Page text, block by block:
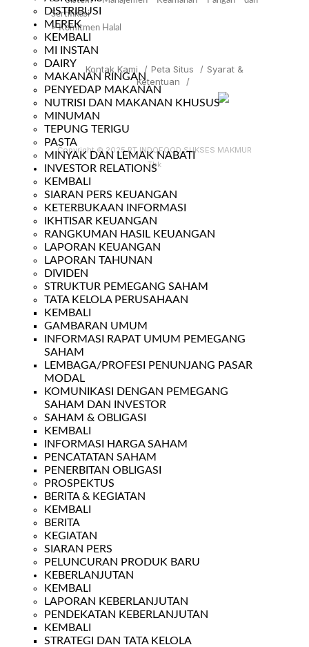
DISTRIBUSI
MEREK
KEMBALI
MI INSTAN
DAIRY
MAKANAN RINGAN
PENYEDAP MAKANAN
NUTRISI DAN MAKANAN KHUSUS
MINUMAN
TEPUNG TERIGU
PASTA
MINYAK DAN LEMAK NABATI
INVESTOR RELATIONS
KEMBALI
SIARAN PERS KEUANGAN
KETERBUKAAN INFORMASI
IKHTISAR KEUANGAN
RANGKUMAN HASIL KEUANGAN
LAPORAN KEUANGAN
LAPORAN TAHUNAN
DIVIDEN
STRUKTUR PEMEGANG SAHAM
TATA KELOLA PERUSAHAAN
KEMBALI
GAMBARAN UMUM
INFORMASI RAPAT UMUM PEMEGANG
SAHAM
LEMBAGA/PROFESI PENUNJANG PASAR
MODAL
KOMUNIKASI DENGAN PEMEGANG
SAHAM DAN INVESTOR
SAHAM & OBLIGASI
KEMBALI
INFORMASI HARGA SAHAM
PENCATATAN SAHAM
PENERBITAN OBLIGASI
PROSPEKTUS
BERITA & KEGIATAN
KEMBALI
BERITA
KEGIATAN
SIARAN PERS
PELUNCURAN PRODUK BARU
KEBERLANJUTAN
KEMBALI
LAPORAN KEBERLANJUTAN
PENDEKATAN KEBERLANJUTAN
KEMBALI
STRATEGI DAN TATA KELOLA
Sertifikasi
>Komitmen Halal
Kontak Kami / Peta Situs / Syarat &
Ketentuan
/
Copyright © 2025 PT INDOFOOD SUKSES MAKMUR
Tbk